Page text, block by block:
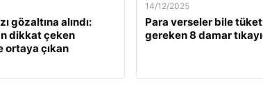
gözaltına alındı:
dikkat çeken
ortaya çıkan
14/12/2025
Para verseler bile
gereken 8 damar